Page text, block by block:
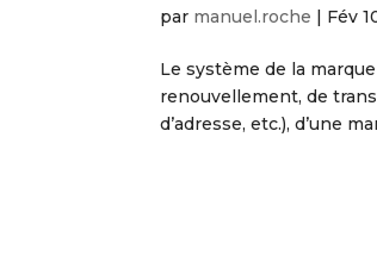
par manuel.roche | Fév
Le système de la
renouvellement, de
d’adresse, etc.), d’une